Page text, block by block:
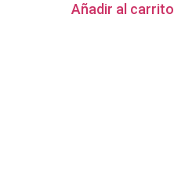
Añadir al carrito